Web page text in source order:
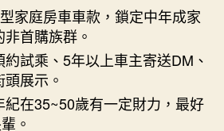
家庭房車車款，鎖定中年成家
首購族群。
試乘、5年以上車主寄送DM、
展示。
在35~50歲有一定財力，最好
。